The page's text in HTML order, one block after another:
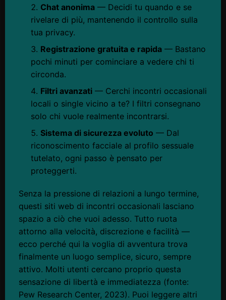
Chat anonima — Decidi tu quando e se
rivelare di più, mantenendo il controllo sulla
tua privacy.
Registrazione gratuita e rapida — Bastano
pochi minuti per cominciare a vedere chi ti
circonda.
Filtri avanzati — Cerchi incontri occasionali
locali o single vicino a te? I filtri consegnano
solo chi vuole realmente incontrarsi.
Sistema di sicurezza evoluto — Dal
riconoscimento facciale al profilo sessuale
tutelato, ogni passo è pensato per
proteggerti.
Senza la pressione di relazioni a lungo termine,
questi siti web di incontri occasionali lasciano
spazio a ciò che vuoi adesso. Tutto ruota
attorno alla velocità, discrezione e facilità —
ecco perché qui la voglia di avventura trova
finalmente un luogo semplice, sicuro, sempre
attivo. Molti utenti cercano proprio questa
sensazione di libertà e immediatezza (fonte:
Pew Research Center, 2023). Puoi leggere altri